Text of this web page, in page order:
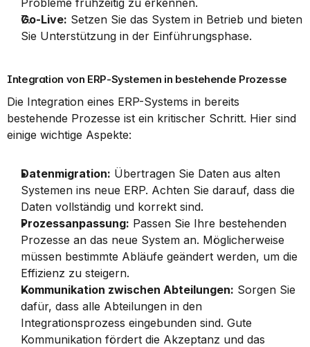
Probleme frühzeitig zu erkennen.
Go-Live: Setzen Sie das System in Betrieb und bieten
Sie Unterstützung in der Einführungsphase.
Integration von ERP-Systemen in bestehende Prozesse
Die Integration eines ERP-Systems in bereits
bestehende Prozesse ist ein kritischer Schritt. Hier sind
einige wichtige Aspekte:
Datenmigration: Übertragen Sie Daten aus alten
Systemen ins neue ERP. Achten Sie darauf, dass die
Daten vollständig und korrekt sind.
Prozessanpassung: Passen Sie Ihre bestehenden
Prozesse an das neue System an. Möglicherweise
müssen bestimmte Abläufe geändert werden, um die
Effizienz zu steigern.
Kommunikation zwischen Abteilungen: Sorgen Sie
dafür, dass alle Abteilungen in den
Integrationsprozess eingebunden sind. Gute
Kommunikation fördert die Akzeptanz und das